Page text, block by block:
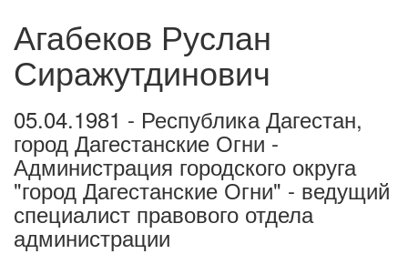
Агабеков Руслан
Сиражутдинович
05.04.1981 - Республика Дагестан,
город Дагестанские Огни -
Администрация городского округа
"город Дагестанские Огни" - ведущий
специалист правового отдела
администрации